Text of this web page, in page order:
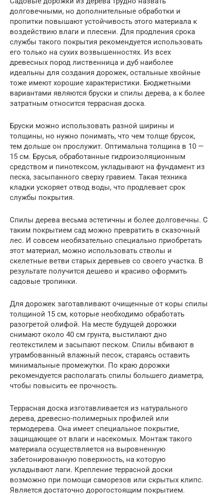
долговечными, но дополнительные обработки и
пропитки повышают устойчивость этого материала к
воздействию влаги и плесени. Для продления срока
службы такого покрытия рекомендуется использовать
его только на сухих возвышенностях. Из всех
древесных пород лиственница и дуб наиболее
идеальны для создания дорожек, остальные хвойные
тоже имеют хорошие характеристики. Бюджетными
вариантами являются бруски и спилы дерева, а к более
затратным относится террасная доска.
Бруски можно использовать разной ширины и
толщины, но нужно понимать, что чем толще брусок,
тем дольше он прослужит. Оптимальна толщина в 10 —
15 см. Брусья, обработанные гидроизоляционным
средством и пинотексом, укладывают на фундамент из
песка, засыпанного сверху гравием. Такая техника
кладки ускоряет отвод воды, что продлевает срок
службы покрытия.
Спилы дерева весьма эстетичны и более долговечны. С
таким покрытием сад можно превратить в сказочный
лес. И совсем необязательно специально приобретать
этот материал, можно использовать стволы и
скелетные ветви старых деревьев со своего участка. В
результате получится дешево и красиво оформить
садовые тропинки.
Для дорожек заготавливают очищенные от коры спилы
толщиной 15 см, которые необходимо обработать
разогретой олифой. На месте будущей дорожки
снимают около 40 см грунта, выстилают дно
геотекстилем и засыпают песком. Спилы вбивают в
утрамбованный влажный песок, стараясь оставить
минимальные промежутки. По краю дорожки
рекомендуется располагать спилы большего диаметра,
чтобы повысить ее прочность.
Террасная доска изготавливается из натурального
дерева, древесно-полимерных профилей или
термодерева. Она имеет специальное покрытие,
защищающее от влаги и насекомых. Монтаж такого
материала осуществляется на выровненную
забетонированную поверхность, на которую
укладывают лаги. Крепление террасной доски
возможно при помощи саморезов или скрытых клипс.
Является достаточно дорогостоящим покрытием.